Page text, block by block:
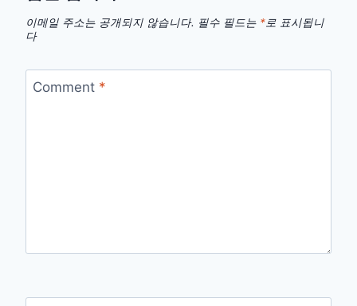
이메일 주소는 공개되지 않습니다. 필수 필드는 *로 표시됩니
다
Comment *